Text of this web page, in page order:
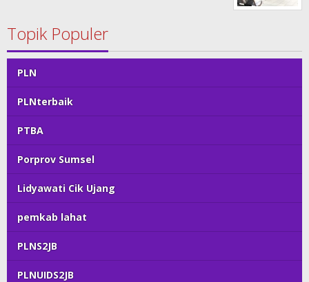
Topik Populer
PLN
PLNterbaik
PTBA
Porprov Sumsel
Lidyawati Cik Ujang
pemkab lahat
PLNS2JB
PLNUIDS2JB